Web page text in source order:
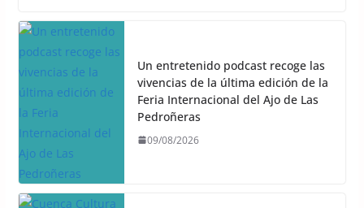
Un entretenido podcast recoge las
vivencias de la última edición de la
Feria Internacional del Ajo de Las
Pedroñeras
09/08/2026